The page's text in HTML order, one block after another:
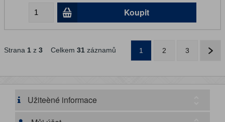
Koupit
Strana 1 z 3 Celkem 31 záznamů 1 2 3
Užiteèné informace